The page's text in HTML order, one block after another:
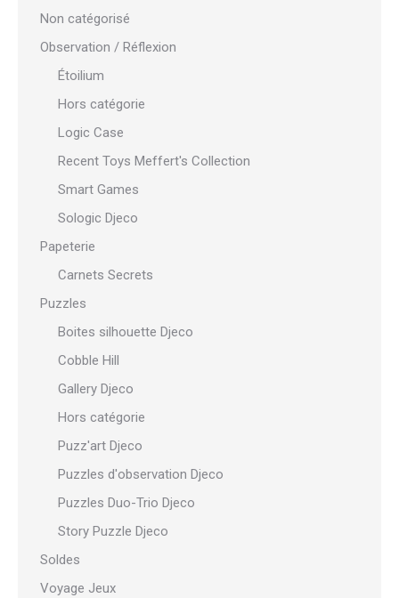
Non catégorisé
Observation / Réflexion
Étoilium
Hors catégorie
Logic Case
Recent Toys Meffert's Collection
Smart Games
Sologic Djeco
Papeterie
Carnets Secrets
Puzzles
Boites silhouette Djeco
Cobble Hill
Gallery Djeco
Hors catégorie
Puzz'art Djeco
Puzzles d'observation Djeco
Puzzles Duo-Trio Djeco
Story Puzzle Djeco
Soldes
Voyage Jeux